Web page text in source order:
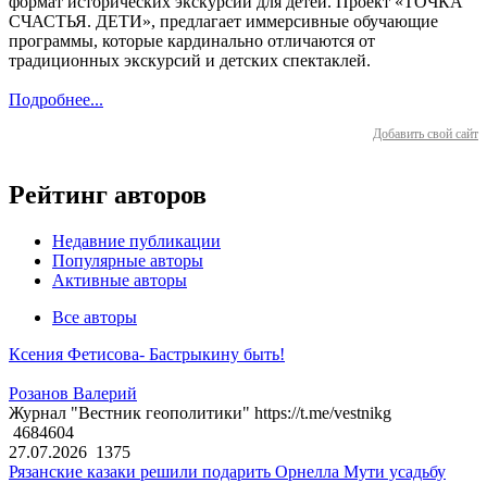
СЧАСТЬЯ. ДЕТИ», предлагает иммерсивные обучающие
программы, которые кардинально отличаются от
традиционных экскурсий и детских спектаклей.
Подробнее...
Добавить свой сайт
Рейтинг авторов
Недавние публикации
Популярные авторы
Активные авторы
Все авторы
Ксения Фетисова- Бастрыкину быть!
Розанов Валерий
Журнал "Вестник геополитики" https://t.me/vestnikg
4684604
27.07.2026 1375
Рязанские казаки решили подарить Орнелла Мути усадьбу